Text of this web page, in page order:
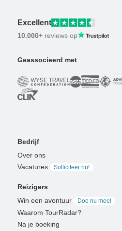
Excellent
10.000+ reviews op
Geassocieerd met
Bedrijf
Over ons
Vacatures
Solliciteer nu!
Reizigers
Win een avontuur
Doe nu mee!
Waarom TourRadar?
Na je boeking